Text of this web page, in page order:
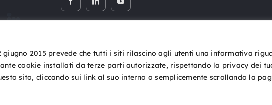
2015 prevede che tutti i siti rilascino agli utenti una informativa
cookie installati da terze parti autorizzate, rispettando la privacy dei
sito, cliccando sui link al suo interno o semplicemente scrollando la
Copyright © 2026 SIGOT. Tutti i diritti riservati